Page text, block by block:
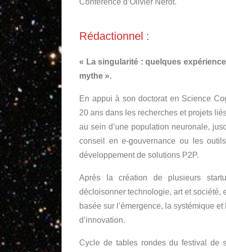
Conférence d’Olivier Nérot.
Rédactionnel :
« La singularité : quelques
mythe ».
En appui à son doctorat en Science
20 ans dans les recherches et projets
au sein d’une population neuronale,
conseil en e-gouvernance ou les
développement de solutions P2P.
Après la création de plusieurs
décloisonner technologie, art et société,
basée sur l’émergence, la systémique
d’innovation.
Cycle de tables rondes du festival de